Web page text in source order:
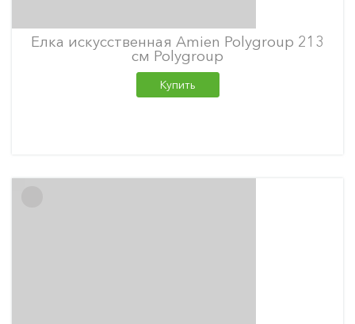
Елка искусственная Amien Polygroup 213
см Polygroup
Купить